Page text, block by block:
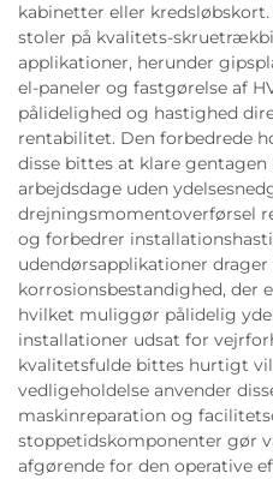
kabinetter eller
stoler på kvalitets-
applikationer, herunder
el-paneler og fastgørelse af
pålidelighed og hastighed
rentabilitet. Den forbedrede
disse bittes at klare
arbejdsdage uden
drejningsmomentoverførsel
og forbedrer
udendørsapplikationer
korrosionsbestandighed, der
hvilket muliggør pålidelig
installationer udsat for
kvalitetsfulde bittes hurtigt
vedligeholdelse anvender
maskinreparation og
stoppetidskomponenter gør
afgørende for den operative